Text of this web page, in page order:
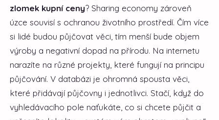
zlomek kupní ceny? Sharing economy zároveň
úzce souvisí s ochranou životního prostředí. Čím více
si lidé budou půjčovat věci, tím menší bude objem
výroby a negativní dopad na přírodu. Na internetu
narazíte na různé projekty, které fungují na principu
půjčování. V databázi je ohromná spousta věci,
které přidávají půjčovny i jednotlivci. Stačí, když do
vyhledávacího pole naťukáte, co si chcete půjčit a